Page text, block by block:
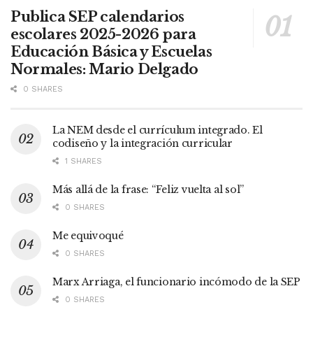
Publica SEP calendarios
escolares 2025-2026 para
Educación Básica y Escuelas
Normales: Mario Delgado
0 SHARES
La NEM desde el currículum integrado. El
codiseño y la integración curricular
1 SHARES
Más allá de la frase: “Feliz vuelta al sol”
0 SHARES
Me equivoqué
0 SHARES
Marx Arriaga, el funcionario incómodo de la SEP
0 SHARES